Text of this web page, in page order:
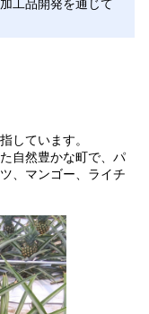
工品開発を通じて
しています。
自然豊かな町で、パ
、マンゴー、ライチ